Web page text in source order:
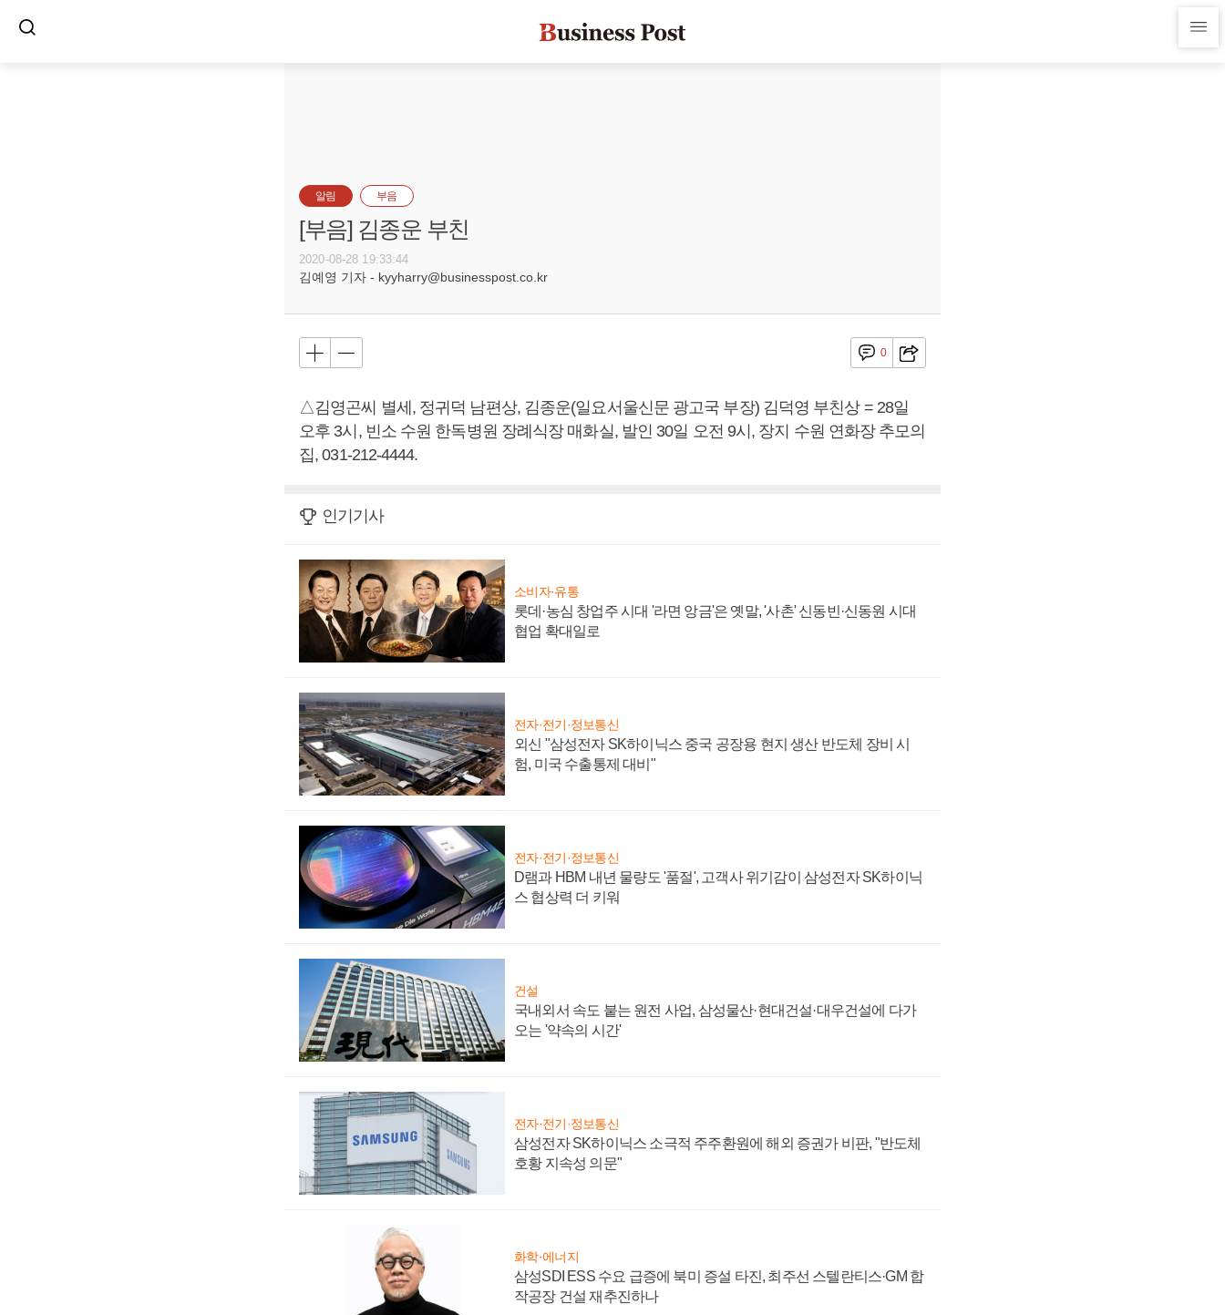
알림 부음
[부음] 김종운 부친
2020-08-28 19:33:44
김예영 기자 - kyyharry@businesspost.co.kr
0
△김영곤씨 별세, 정귀덕 남편상, 김종운(일요서울신문 광고국 부장) 김덕영 부친상 = 28일
오후 3시, 빈소 수원 한독병원 장례식장 매화실, 발인 30일 오전 9시, 장지 수원 연화장 추모의
집, 031-212-4444.
인기기사
소비자·유통
롯데·농심 창업주 시대 '라면 앙금'은 옛말, '사촌' 신동빈·신동원 시대
협업 확대일로
전자·전기·정보통신
외신 "삼성전자 SK하이닉스 중국 공장용 현지 생산 반도체 장비 시
험, 미국 수출통제 대비"
전자·전기·정보통신
D램과 HBM 내년 물량도 '품절', 고객사 위기감이 삼성전자 SK하이닉
스 협상력 더 키워
건설
국내외서 속도 붙는 원전 사업, 삼성물산·현대건설·대우건설에 다가
오는 '약속의 시간'
전자·전기·정보통신
삼성전자 SK하이닉스 소극적 주주환원에 해외 증권가 비판, "반도체
호황 지속성 의문"
화학·에너지
삼성SDI ESS 수요 급증에 북미 증설 타진, 최주선 스텔란티스·GM 합
작공장 건설 재추진하나